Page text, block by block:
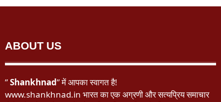
ABOUT US
”Shankhnad” में आपका स्वागत है!
www.shankhnad.in भारत का एक अग्रणी और सत्यप्रिय समाचार